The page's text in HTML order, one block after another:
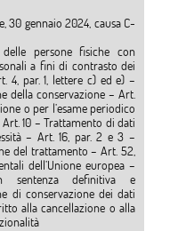
30 gennaio 2024, causa C-
persone fisiche con
a fini di contrasto dei
4, par. 1, lettere c) ed e) –
della conservazione – Art.
o per l’esame periodico
10 – Trattamento di dati
– Art. 16, par. 2 e 3 –
del trattamento – Art. 52,
dell’Unione europea –
sentenza definitiva e
di conservazione dei dati
alla cancellazione o alla